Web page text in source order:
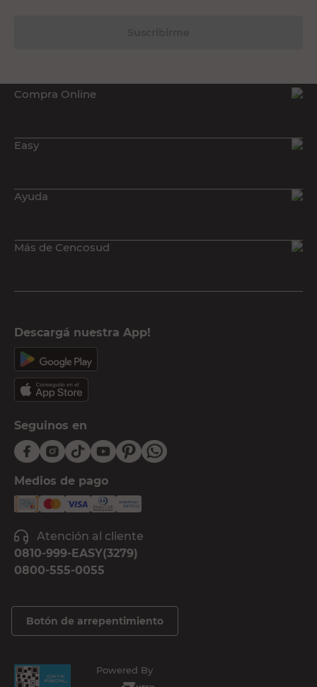
Compra Online
Easy
Ayuda
Más de Cencosud
Descargá nuestra App!
Seguinos en
Medios de pago
Atención al cliente
0810-999-EASY(3279)
0800-555-0055
Botón de arrepentimiento
Powered By